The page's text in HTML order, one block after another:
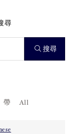
尋
搜尋
帶 All